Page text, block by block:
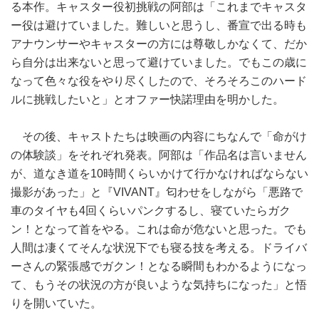
る本作。キャスター役初挑戦の阿部は「これまでキャスタ
ー役は避けていました。難しいと思うし、番宣で出る時も
アナウンサーやキャスターの方には尊敬しかなくて、だか
ら自分は出来ないと思って避けていました。でもこの歳に
なって色々な役をやり尽くしたので、そろそろこのハード
ルに挑戦したいと」とオファー快諾理由を明かした。
その後、キャストたちは映画の内容にちなんで「命がけ
の体験談」をそれぞれ発表。阿部は「作品名は言いません
が、道なき道を10時間くらいかけて行かなければならない
撮影があった」と『VIVANT』匂わせをしながら「悪路で
車のタイヤも4回くらいパンクするし、寝ていたらガク
ン！となって首をやる。これは命が危ないと思った。でも
人間は凄くてそんな状況下でも寝る技を考える。ドライバ
ーさんの緊張感でガクン！となる瞬間もわかるようになっ
て、もうその状況の方が良いような気持ちになった」と悟
りを開いていた。